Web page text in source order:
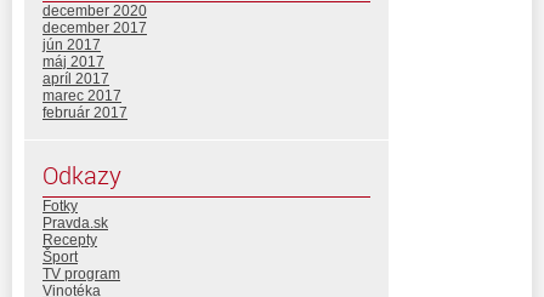
december 2020
december 2017
jún 2017
máj 2017
apríl 2017
marec 2017
február 2017
Odkazy
Fotky
Pravda.sk
Recepty
Šport
TV program
Vinotéka